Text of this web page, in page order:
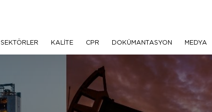
SEKTÖRLER KALİTE CPR DOKÜMANTASYON MEDYA